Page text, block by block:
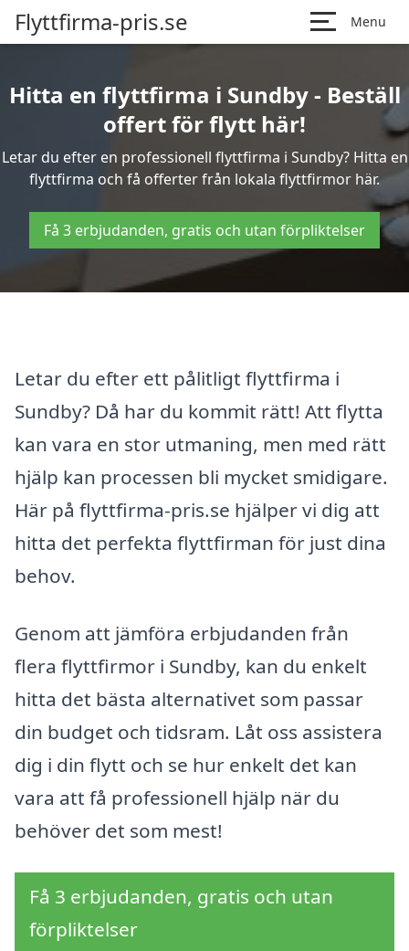
Flyttfirma-pris.se Menu
Hitta en flyttfirma i Sundby - Beställ
offert för flytt här!
Letar du efter en professionell flyttfirma i Sundby? Hitta en
flyttfirma och få offerter från lokala flyttfirmor här.
Få 3 erbjudanden, gratis och utan förpliktelser
Letar du efter ett pålitligt flyttfirma i
Sundby? Då har du kommit rätt! Att flytta
kan vara en stor utmaning, men med rätt
hjälp kan processen bli mycket smidigare.
Här på flyttfirma-pris.se hjälper vi dig att
hitta det perfekta flyttfirman för just dina
behov.
Genom att jämföra erbjudanden från
flera flyttfirmor i Sundby, kan du enkelt
hitta det bästa alternativet som passar
din budget och tidsram. Låt oss assistera
dig i din flytt och se hur enkelt det kan
vara att få professionell hjälp när du
behöver det som mest!
Få 3 erbjudanden, gratis och utan
förpliktelser